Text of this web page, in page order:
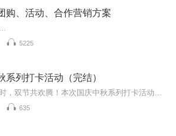
购、活动、合作营销方案
5225
系列打卡活动（完结）
635